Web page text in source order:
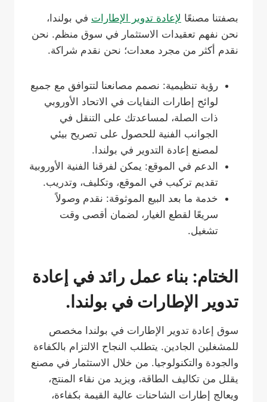
بصفتنا مصنعًا لإعادة تدوير الإطارات في بولندا،
نحن نفهم تعقيدات الاستثمار في سوق منظم. نحن
نقدم أكثر من مجرد معدات؛ نحن نقدم شراكة.
رؤية تنظيمية: نصمم مصانعنا لتتوافق مع جميع
لوائح إطارات النفايات في الاتحاد الأوروبي
ذات الصلة، لمساعدتك على التنقل في
الجوانب الفنية للحصول على تصريح بيئي
لمصنع إعادة التدوير في بولندا.
الدعم في الموقع: يمكن لفرقنا الفنية الأوروبية
تقديم تركيب في الموقع، وتكليف، وتدريب.
خدمة ما بعد البيع الموثوقة: نقدم وصولاً
سريعًا لقطع الغيار، لضمان أقصى وقت
تشغيل.
الختام: بناء عمل رائد في إعادة
تدوير الإطارات في بولندا.
سوق إعادة تدوير الإطارات في بولندا مخصص
للمشغلين الجادين. يتطلب النجاح الالتزام بالكفاءة
والجودة والتكنولوجيا. من خلال الاستثمار في مصنع
يقلل من تكاليف الطاقة، ويزيد من نقاء المنتج،
ويعالج إطارات الشاحنات عالية القيمة بكفاءة،